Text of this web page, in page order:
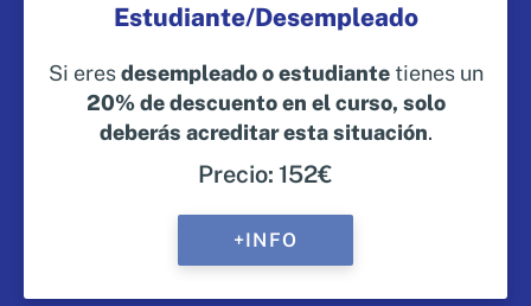
Estudiante/Desempleado
Si eresdesempleado o estudiantetienes un
20% de descuento en el curso, solo
deberás acreditar esta situación.
Precio: 152€
+INFO